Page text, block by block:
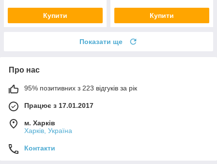
Купити Купити
Показати ще
Про нас
95% позитивних з 223 відгуків за рік
Працює з 17.01.2017
м. Харків
Харків, Україна
Контакти